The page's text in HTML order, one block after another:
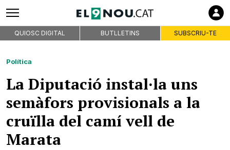
QUIOSC DIGITAL BUTLLETINS SUBSCRIU-TE
Política
La Diputació instal·la uns
semàfors provisionals a la
cruïlla del camí vell de
Marata